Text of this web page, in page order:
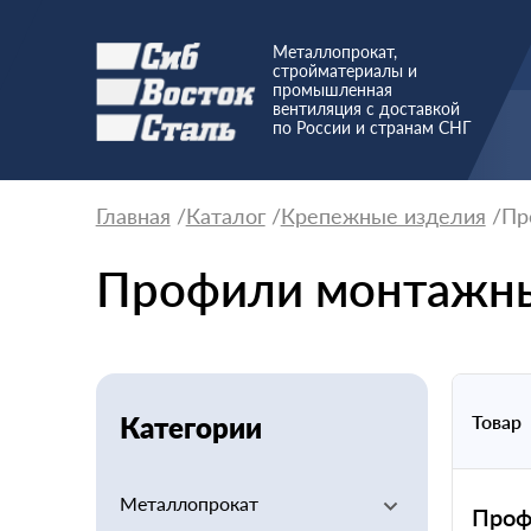
Металлопрокат,
стройматериалы и
промышленная
вентиляция с доставкой
по России и странам СНГ
Главная Каталог Крепежные изделия
Профили
Категории
Металлопрокат
Товар